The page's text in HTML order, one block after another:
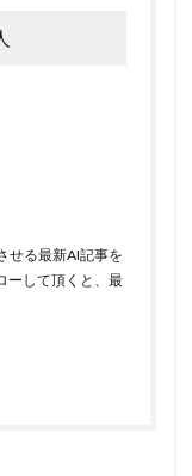
せる最新AI記事を
ーして頂くと、最